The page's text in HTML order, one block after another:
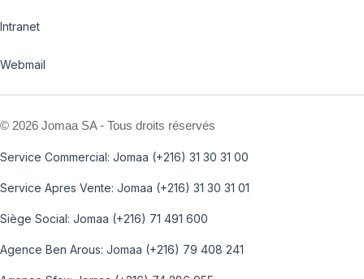
Intranet
Webmail
© 2026 Jomaa SA - Tous droits réservés
Service Commercial: Jomaa (+216) 31 30 31 00
Service Apres Vente: Jomaa (+216) 31 30 31 01
Siège Social: Jomaa (+216) 71 491 600
Agence Ben Arous: Jomaa (+216) 79 408 241